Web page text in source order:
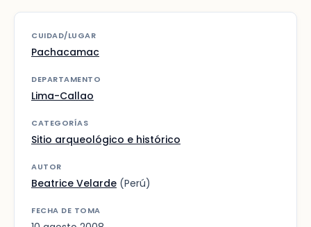
CUIDAD/LUGAR
Pachacamac
DEPARTAMENTO
Lima-Callao
CATEGORÍAS
Sitio arqueológico e histórico
AUTOR
Beatrice Velarde (Perú)
FECHA DE TOMA